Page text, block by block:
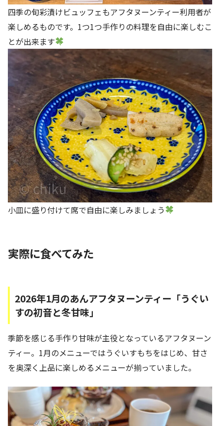
四季の旬彩漬けビュッフェもアフタヌーンティー利用者が
楽しめるものです。1つ1つ手作りの料理を自由に楽しむこ
とが出来ます
小皿に盛り付けて席で自由に楽しみましょう
実際に食べてみた
2026年1月のあんアフタヌーンティー「うぐい
すの初音と冬甘味」
季節を感じる手作り甘味が主役となっているアフタヌーン
ティー。1月のメニューではうぐいすもちをはじめ、甘さ
を奥深く上品に楽しめるメニューが揃っていました。